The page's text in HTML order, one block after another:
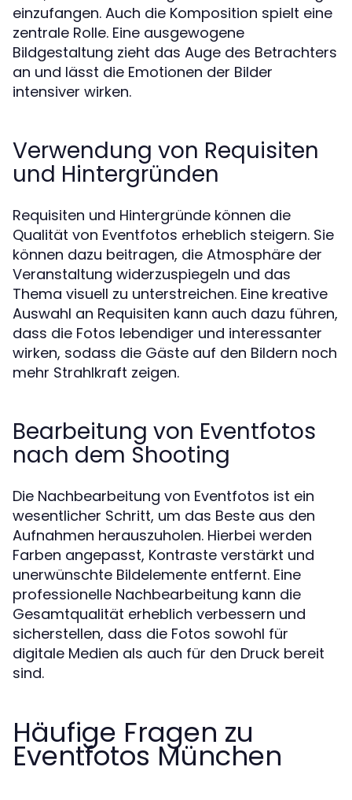
einzufangen. Auch die Komposition spielt eine
zentrale Rolle. Eine ausgewogene
Bildgestaltung zieht das Auge des Betrachters
an und lässt die Emotionen der Bilder
intensiver wirken.
Verwendung von Requisiten
und Hintergründen
Requisiten und Hintergründe können die
Qualität von Eventfotos erheblich steigern. Sie
können dazu beitragen, die Atmosphäre der
Veranstaltung widerzuspiegeln und das
Thema visuell zu unterstreichen. Eine kreative
Auswahl an Requisiten kann auch dazu führen,
dass die Fotos lebendiger und interessanter
wirken, sodass die Gäste auf den Bildern noch
mehr Strahlkraft zeigen.
Bearbeitung von Eventfotos
nach dem Shooting
Die Nachbearbeitung von Eventfotos ist ein
wesentlicher Schritt, um das Beste aus den
Aufnahmen herauszuholen. Hierbei werden
Farben angepasst, Kontraste verstärkt und
unerwünschte Bildelemente entfernt. Eine
professionelle Nachbearbeitung kann die
Gesamtqualität erheblich verbessern und
sicherstellen, dass die Fotos sowohl für
digitale Medien als auch für den Druck bereit
sind.
Häufige Fragen zu
Eventfotos München